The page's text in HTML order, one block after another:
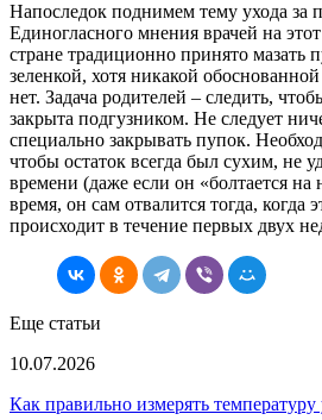
Напоследок поднимем тему ухода за
Единогласного мнения врачей на
стране традиционно принято мазать
зеленкой, хотя никакой
нет. Задача родителей – следить,
закрыта подгузником. Не следует
специально закрывать пупок.
чтобы остаток всегда был сухим, не
времени (даже если он «болтается на
время, он сам отвалится тогда, когда
происходит в течение первых двух
Еще статьи
10.07.2026
Как правильно измерять температуру